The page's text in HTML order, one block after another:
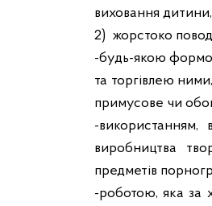
виховання дитини,
2) жорстоко
-будь-якою
та торгівлею
примусове чи
-використанням,
виробництва
предметів
-роботою, яка за